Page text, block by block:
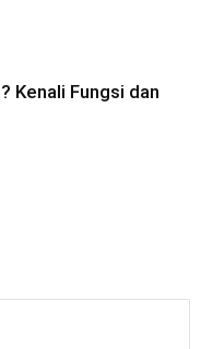
Kenali Fungsi dan